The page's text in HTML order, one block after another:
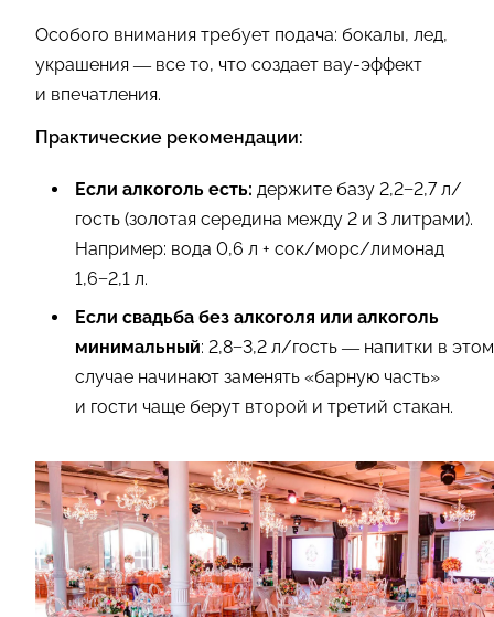
Особого внимания требует подача: бокалы, лед,
украшения — все то, что создает вау-эффект
и впечатления.
Практические рекомендации:
Если алкоголь есть: держите базу 2,2−2,7 л/
гость (золотая середина между 2 и 3 литрами).
Например: вода 0,6 л + сок/морс/лимонад
1,6−2,1 л.
Если свадьба без алкоголя или алкоголь
минимальный: 2,8−3,2 л/гость — напитки в этом
случае начинают заменять «барную часть»
и гости чаще берут второй и третий стакан.